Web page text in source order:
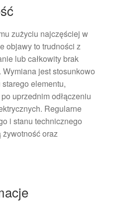
zużyciu najczęściej w
objawy to trudności z
lub całkowity brak
jest stosunkowo
elementu,
uprzednim odłączeniu
Regularne
i stanu technicznego
żywotność oraz